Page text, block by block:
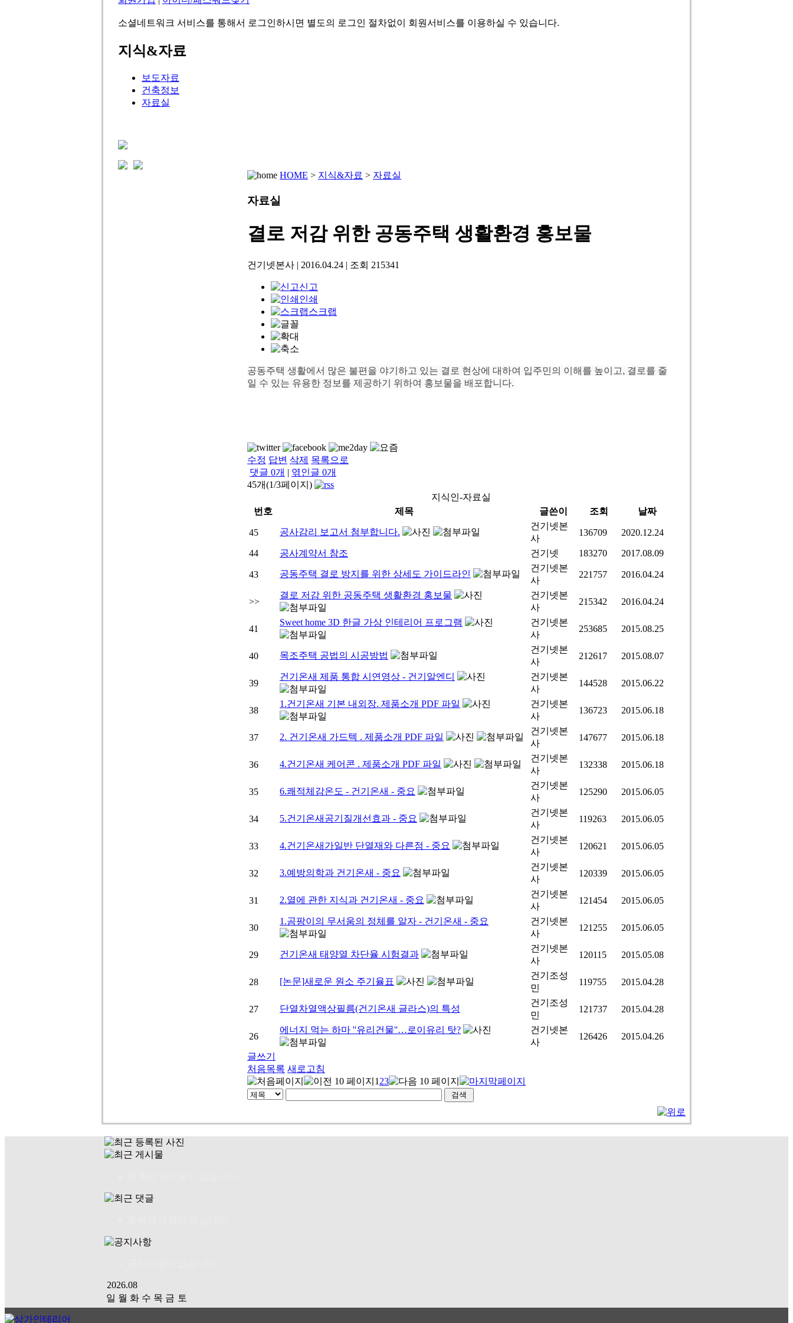
소셜네트워크 서비스를 통해서 로그인하시면 별도의 로그인 절차없이 회원서비스를 이용하실 수 있습니다.
지식&자료
보도자료
건축정보
자료실
HOME > 지식&자료 > 자료실
자료실
결로 저감 위한 공동주택 생활환경 홍보물
건기넷본사 | 2016.04.24 | 조회 215341
신고
인쇄
스크랩
공동주택 생활에서 많은 불편을 야기하고 있는 결로 현상에 대하여 입주민의 이해를 높이고, 결로를 줄
일 수 있는 유용한 정보를 제공하기 위하여 홍보물을 배포합니다.
수정 답변 삭제 목록으로
댓글 0개 | 엮인글 0개
45개(1/3페이지)
지식인-자료실
번호
제목 글쓴이 조회 날짜
45 공사감리 보고서 첨부합니다.
건기넷본
사
136709 2020.12.24
44 공사계약서 참조 건기넷 183270 2017.08.09
43 공동주택 결로 방지를 위한 상세도 가이드라인
건기넷본
사
221757 2016.04.24
>>
결로 저감 위한 공동주택 생활환경 홍보물
건기넷본
사
215342 2016.04.24
41
Sweet home 3D 한글 가상 인테리어 프로그램
건기넷본
사
253685 2015.08.25
40 목조주택 공법의 시공방법
건기넷본
사
212617 2015.08.07
39
건기온새 제품 통합 시연영상 - 건기알엔디
건기넷본
사
144528 2015.06.22
38
1.건기온새 기본 내외장. 제품소개 PDF 파일
건기넷본
사
136723 2015.06.18
37 2. 건기온새 가드텍 . 제품소개 PDF 파일
건기넷본
사
147677 2015.06.18
36 4.건기온새 케어콘 . 제품소개 PDF 파일
건기넷본
사
132338 2015.06.18
35 6.쾌적체감온도 - 건기온새 - 중요
건기넷본
사
125290 2015.06.05
34 5.건기온새공기질개선효과 - 중요
건기넷본
사
119263 2015.06.05
33 4.건기온새가일반 단열재와 다른점 - 중요
건기넷본
사
120621 2015.06.05
32 3.예방의학과 건기온새 - 중요
건기넷본
사
120339 2015.06.05
31 2.열에 관한 지식과 건기온새 - 중요
건기넷본
사
121454 2015.06.05
30
1.곰팡이의 무서움의 정체를 알자 - 건기온새 - 중요
건기넷본
사
121255 2015.06.05
29 건기온새 태양열 차단율 시험결과
건기넷본
사
120115 2015.05.08
28 [논문]새로운 원소 주기율표
건기조성
민
119755 2015.04.28
27 단열차열액상필름(건기온새 글라스)의 특성
건기조성
민
121737 2015.04.28
26
에너지 먹는 하마 ''유리건물''…로이유리 탓?
건기넷본
사
126426
2015.04.26
글쓰기
처음목록 새로고침
123
2026.08
일 월 화 수 목 금 토